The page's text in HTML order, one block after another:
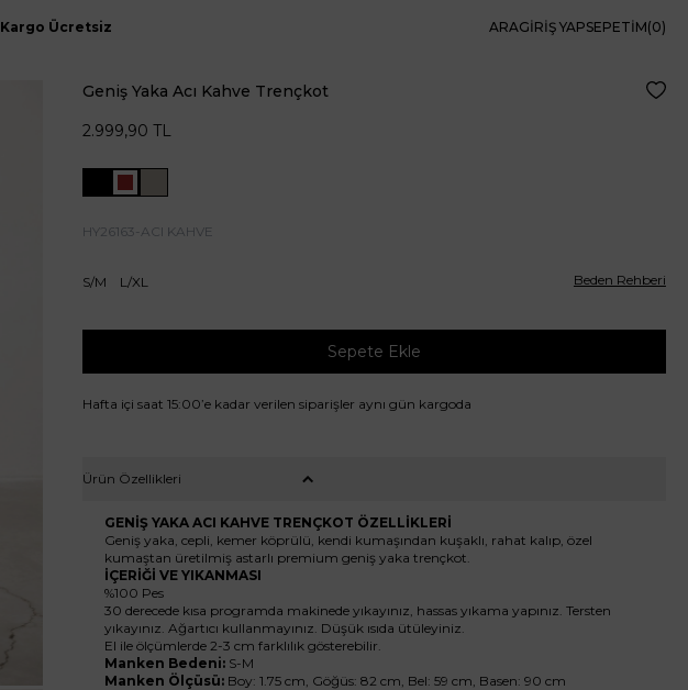
Kargo Ücretsiz ARAGIRIŞ YAPSEPETIM(0)
Geniş Yaka Acı Kahve Trençkot
2.999,90 TL
HY26163-ACI KAHVE
Beden Rehberi
S/M L/XL
Sepete Ekle
Hafta içi saat 15:00’e kadar verilen siparişler aynı gün kargoda
Ürün Özellikleri
GENİŞ YAKA ACI KAHVE TRENÇKOT ÖZELLİKLERİ
Geniş yaka, cepli, kemer köprülü, kendi kumaşından kuşaklı, rahat kalıp, özel
kumaştan üretilmiş astarlı premium geniş yaka trençkot.
İÇERİĞİ VE YIKANMASI
%100 Pes
30 derecede kısa programda makinede yıkayınız, hassas yıkama yapınız. Tersten
yıkayınız. Ağartıcı kullanmayınız. Düşük ısıda ütüleyiniz.
El ile ölçümlerde 2-3 cm farklılık gösterebilir.
Manken Bedeni: S-M
Manken Ölçüsü: Boy: 1.75 cm, Göğüs: 82 cm, Bel: 59 cm, Basen: 90 cm